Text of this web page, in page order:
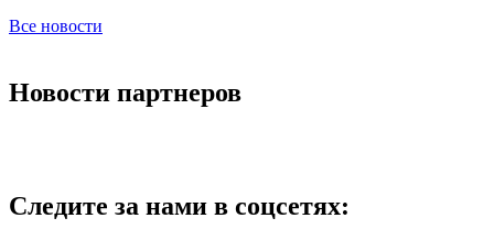
Все новости
Новости партнеров
Следите за нами в соцсетях: